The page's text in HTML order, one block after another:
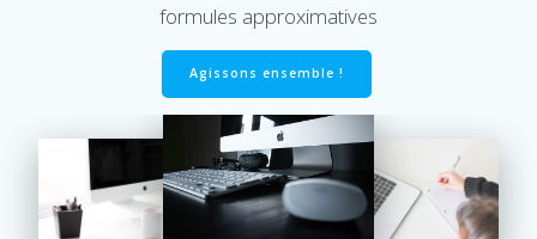
formules approximatives
Agissons ensemble !